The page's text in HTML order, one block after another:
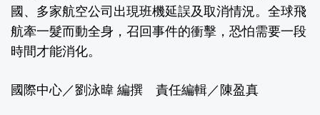
國、多家航空公司出現班機延誤及取消情況。全球飛
航牽一髮而動全身，召回事件的衝擊，恐怕需要一段
時間才能消化。
國際中心／劉泳暐 編撰 責任編輯／陳盈真